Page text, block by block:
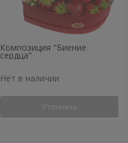
Композиция "Биение
сердца"
Нет в наличии
Уточнить